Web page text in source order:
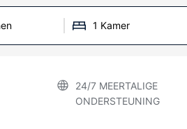
1 Kamer
24/7 MEERTALIGE
ONDERSTEUNING